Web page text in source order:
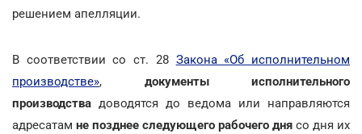
решением апелляции.
В соответствии со ст. 28 Закона «Об исполнительном
производстве», документы исполнительного
производства доводятся до ведома или направляются
адресатам не позднее следующего рабочего дня со дня их